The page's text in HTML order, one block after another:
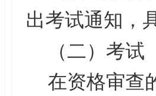
出考试通知，
（二）考试
在资格审查